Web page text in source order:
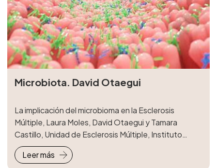
Microbiota. David Otaegui
La implicación del microbioma en la Esclerosis
Múltiple, Laura Moles, David Otaegui y Tamara
Castillo, Unidad de Esclerosis Múltiple, Instituto
Biodonostia
Leer más